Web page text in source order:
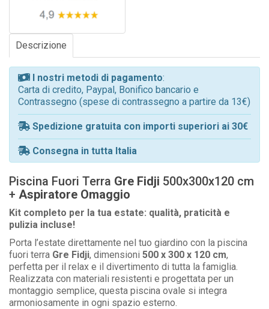
Descrizione
I nostri metodi di pagamento:
Carta di credito, Paypal, Bonifico bancario e
Contrassegno (spese di contrassegno a partire da 13€)
Spedizione gratuita con importi superiori ai 30€
Consegna in tutta Italia
Piscina Fuori Terra Gre Fidji 500x300x120 cm
+ Aspiratore Omaggio
Kit completo per la tua estate: qualità, praticità e
pulizia incluse!
Porta l’estate direttamente nel tuo giardino con la piscina
fuori terra Gre Fidji, dimensioni 500 x 300 x 120 cm,
perfetta per il relax e il divertimento di tutta la famiglia.
Realizzata con materiali resistenti e progettata per un
montaggio semplice, questa piscina ovale si integra
armoniosamente in ogni spazio esterno.